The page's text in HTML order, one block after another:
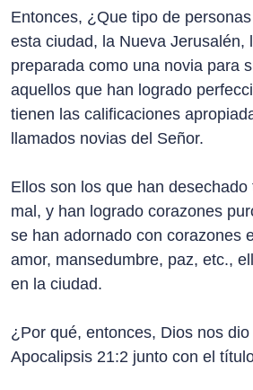
Entonces, ¿Que tipo de
esta ciudad, la Nueva Jerusalén,
preparada como una novia para
aquellos que han logrado
tienen las calificaciones
llamados novias del Señor.
Ellos son los que han
mal, y han logrado corazones
se han adornado con corazones
amor, mansedumbre, paz, etc.,
en la ciudad.
¿Por qué, entonces, Dios nos
Apocalipsis 21:2 junto con el